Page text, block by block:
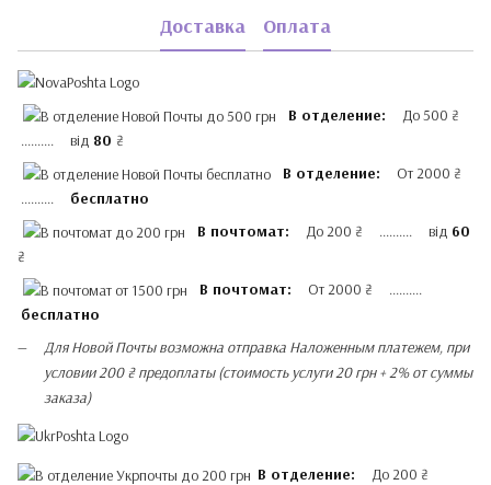
Доставка Оплата
В отделение: До 500 ₴
.......... від 80 ₴
В отделение: От 2000 ₴
.......... бесплатно
В почтомат: До 200 ₴ .......... від 60
₴
В почтомат: От 2000 ₴ ..........
бесплатно
Для Новой Почты возможна отправка Наложенным платежем, при
условии 200 ₴ предоплаты (стоимость услуги 20 грн + 2% от суммы
заказа)
В отделение: До 200 ₴